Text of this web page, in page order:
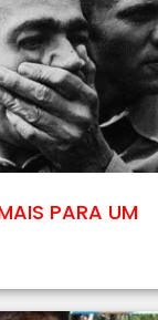
PARA UM